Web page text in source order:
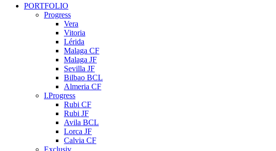
PORTFOLIO
Progress
Vera
Vitoria
Lérida
Malaga CF
Malaga JF
Sevilla JF
Bilbao BCL
Almeria CF
I.Progress
Rubi CF
Rubi JF
Avila BCL
Lorca JF
Calvia CF
Exclusiv